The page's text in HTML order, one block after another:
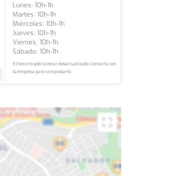
Lunes: 10h-1h
Martes: 10h-1h
Miércoles: 10h-1h
Jueves: 10h-1h
Viernes: 10h-1h
Sábado: 10h-1h
El horario podría estar desactualizado. Contacta con
la empresa para comprobarlo.